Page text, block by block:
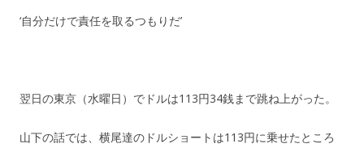
‘自分だけで責任を取るつもりだ’
翌日の東京（水曜日）でドルは113円34銭まで跳ね上がった。
山下の話では、横尾達のドルショートは113円に乗せたところ